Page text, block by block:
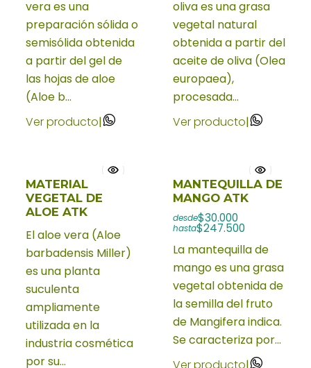
vera es una
preparación sólida o
semisólida obtenida
a partir del gel de
las hojas de aloe
(Aloe b...
Ver producto|
oliva es una grasa
vegetal natural
obtenida a partir del
aceite de oliva (Olea
europaea),
procesada...
Ver producto|
MATERIAL
VEGETAL DE
ALOE ATK
El aloe vera (Aloe
barbadensis Miller)
es una planta
suculenta
ampliamente
utilizada en la
industria cosmética
por su...
MANTEQUILLA DE
MANGO ATK
desde$30.000
hasta$247.500
La mantequilla de
mango es una grasa
vegetal obtenida de
la semilla del fruto
de Mangifera indica.
Se caracteriza por...
Ver producto|